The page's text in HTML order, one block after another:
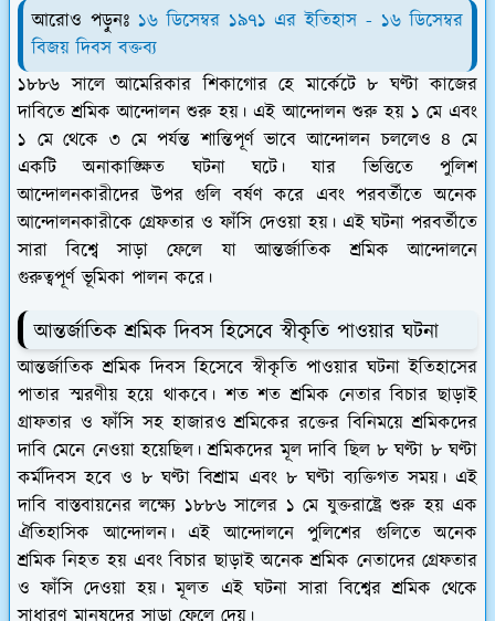
আরোও পড়ুনঃ ১৬ ডিসেম্বর ১৯৭১ এর ইতিহাস - ১৬ ডিসেম্বর
বিজয় দিবস বক্তব্য
১৮৮৬ সালে আমেরিকার শিকাগোর হে মার্কেটে ৮ ঘণ্টা কাজের
দাবিতে শ্রমিক আন্দোলন শুরু হয়। এই আন্দোলন শুরু হয় ১ মে এবং
১ মে থেকে ৩ মে পর্যন্ত শান্তিপূর্ণ ভাবে আন্দোলন চললেও ৪ মে
একটি অনাকাঙ্ক্ষিত ঘটনা ঘটে। যার ভিত্তিতে পুলিশ
আন্দোলনকারীদের উপর গুলি বর্ষণ করে এবং পরবর্তীতে অনেক
আন্দোলনকারীকে গ্রেফতার ও ফাঁসি দেওয়া হয়। এই ঘটনা পরবর্তীতে
সারা বিশ্বে সাড়া ফেলে যা আন্তর্জাতিক শ্রমিক আন্দোলনে
গুরুত্বপূর্ণ ভূমিকা পালন করে।
আন্তর্জাতিক শ্রমিক দিবস হিসেবে স্বীকৃতি পাওয়ার ঘটনা
আন্তর্জাতিক শ্রমিক দিবস হিসেবে স্বীকৃতি পাওয়ার ঘটনা ইতিহাসের
পাতার স্মরণীয় হয়ে থাকবে। শত শত শ্রমিক নেতার বিচার ছাড়াই
গ্রাফতার ও ফাঁসি সহ হাজারও শ্রমিকের রক্তের বিনিময়ে শ্রমিকদের
দাবি মেনে নেওয়া হয়েছিল। শ্রমিকদের মূল দাবি ছিল ৮ ঘণ্টা ৮ ঘণ্টা
কর্মদিবস হবে ও ৮ ঘণ্টা বিশ্রাম এবং ৮ ঘণ্টা ব্যক্তিগত সময়। এই
দাবি বাস্তবায়নের লক্ষ্যে ১৮৮৬ সালের ১ মে যুক্তরাষ্ট্রে শুরু হয় এক
ঐতিহাসিক আন্দোলন। এই আন্দোলনে পুলিশের গুলিতে অনেক
শ্রমিক নিহত হয় এবং বিচার ছাড়াই অনেক শ্রমিক নেতাদের গ্রেফতার
ও ফাঁসি দেওয়া হয়। মূলত এই ঘটনা সারা বিশ্বের শ্রমিক থেকে